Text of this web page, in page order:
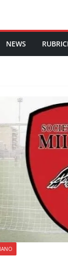
NEWS